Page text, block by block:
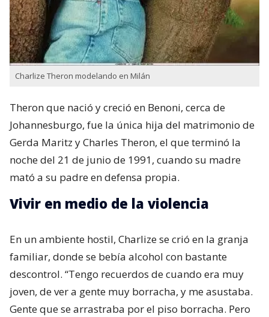
Charlize Theron modelando en Milán
Theron que nació y creció en Benoni,​ cerca de
Johannesburgo, fue la única hija del matrimonio de
Gerda Maritz​ y Charles Theron, el que terminó la
noche del 21 de junio de 1991, cuando su madre
mató a su padre en defensa propia.
Vivir en medio de la violencia
En un ambiente hostil, Charlize se crió en la granja
familiar, donde se bebía alcohol con bastante
descontrol. “Tengo recuerdos de cuando era muy
joven, de ver a gente muy borracha, y me asustaba.
Gente que se arrastraba por el piso borracha. Pero